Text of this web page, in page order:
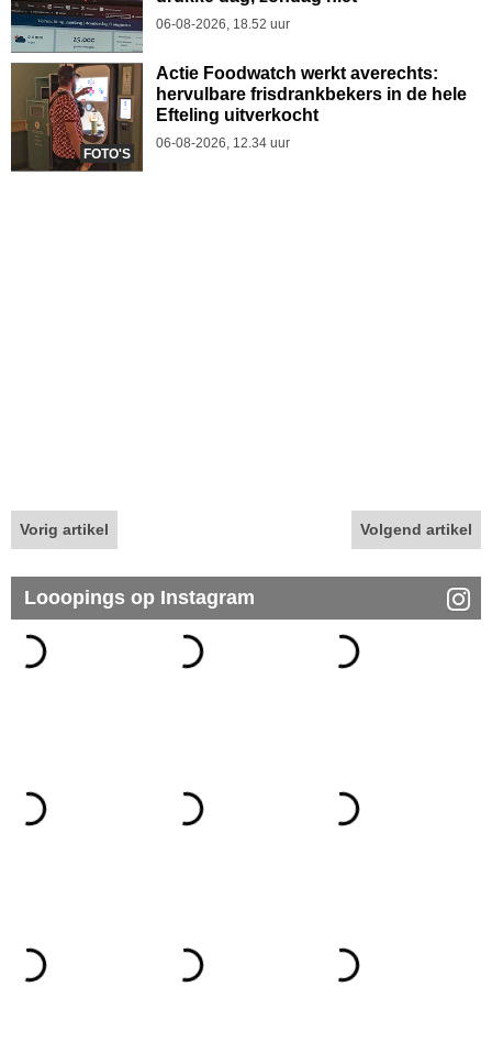
06-08-2026, 18.52 uur
FOTO'S
Actie Foodwatch werkt averechts:
hervulbare frisdrankbekers in de hele
Efteling uitverkocht
06-08-2026, 12.34 uur
Vorig artikel Volgend artikel
Looopings op Instagram